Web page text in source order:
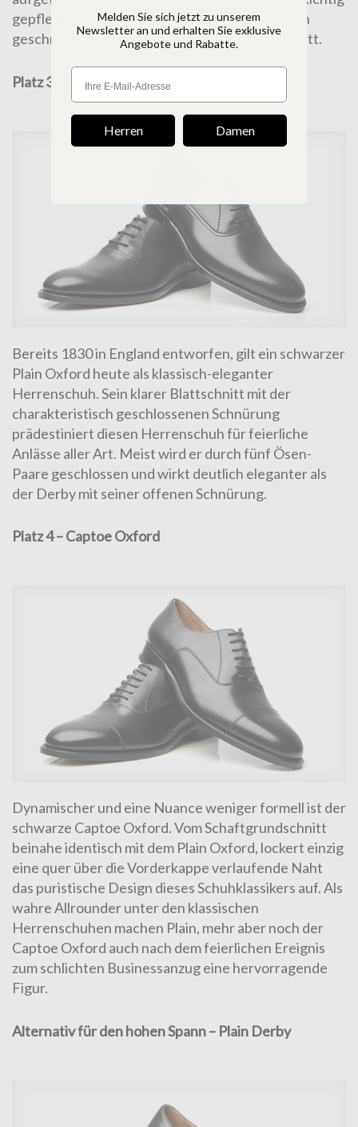
gepflegt
, sorgt sein sagenhafter Glanz für einen
geschmackvollen Auftritt auf dem noblen Parkett.
Platz 3 – Plain Oxford
Bereits 1830 in England entworfen, gilt ein schwarzer
Plain Oxford heute als klassisch-eleganter
Herrenschuh. Sein klarer Blattschnitt mit der
charakteristisch geschlossenen Schnürung
prädestiniert diesen Herrenschuh für feierliche
Anlässe aller Art. Meist wird er durch fünf Ösen-
Paare geschlossen und wirkt deutlich eleganter als
der Derby mit seiner offenen Schnürung.
Platz 4 – Captoe Oxford
Dynamischer und eine Nuance weniger formell ist der
schwarze Captoe Oxford. Vom Schaftgrundschnitt
beinahe identisch mit dem Plain Oxford, lockert einzig
eine quer über die Vorderkappe verlaufende Naht
das puristische Design dieses Schuhklassikers auf. Als
wahre Allrounder unter den klassischen
Herrenschuhen machen Plain, mehr aber noch der
Captoe Oxford auch nach dem feierlichen Ereignis
zum schlichten Businessanzug eine hervorragende
Figur.
Alternativ für den hohen Spann – Plain Derby
Melden Sie sich jetzt zu unserem
Newsletter an und erhalten Sie exklusive
Angebote und Rabatte.
Herren Damen